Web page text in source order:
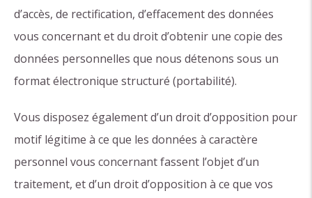
d’accès, de rectification, d’effacement des données
vous concernant et du droit d’obtenir une copie des
données personnelles que nous détenons sous un
format électronique structuré (portabilité).
Vous disposez également d’un droit d’opposition pour
motif légitime à ce que les données à caractère
personnel vous concernant fassent l’objet d’un
traitement, et d’un droit d’opposition à ce que vos